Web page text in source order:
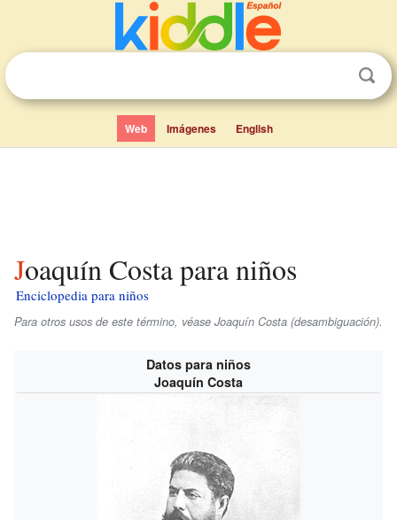
Web Imágenes English
Joaquín Costa para niños
Enciclopedia para niños
Para otros usos de este término, véase Joaquín Costa (desambiguación).
Datos para niños
Joaquín Costa